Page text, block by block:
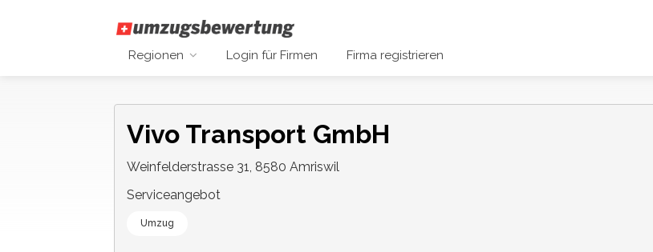
Regionen Login für Firmen Firma registrieren
Vivo Transport GmbH
Weinfelderstrasse 31, 8580 Amriswil
Serviceangebot
Umzug